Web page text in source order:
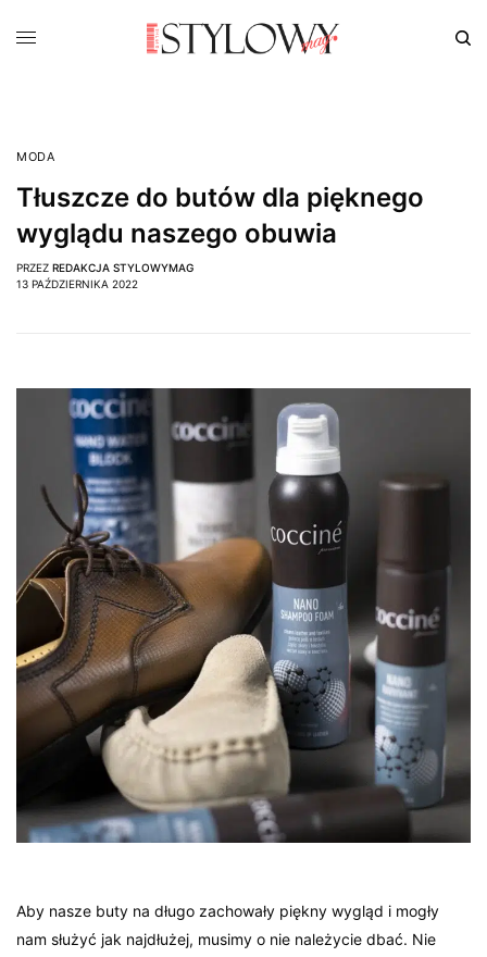
MODA
Tłuszcze do butów dla pięknego
wyglądu naszego obuwia
PRZEZ REDAKCJA STYLOWYMAG
13 PAŹDZIERNIKA 2022
Aby nasze buty na długo zachowały piękny wygląd i mogły
nam służyć jak najdłużej, musimy o nie należycie dbać. Nie